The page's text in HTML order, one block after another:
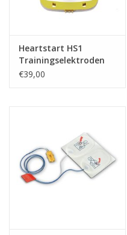
Heartstart HS1
Trainingselektroden
€39,00